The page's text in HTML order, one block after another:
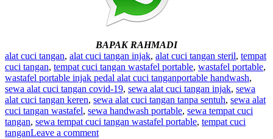
BAPAK RAHMADI
alat cuci tangan, alat cuci tangan injak, alat cuci tangan steril, tempat
cuci tangan, tempat cuci tangan wastafel portable, wastafel portable,
wastafel portable injak pedal alat cuci tanganportable handwash,
sewa alat cuci tangan covid-19, sewa alat cuci tangan injak, sewa
alat cuci tangan keren, sewa alat cuci tangan tanpa sentuh, sewa alat
cuci tangan wastafel, sewa handwash portable, sewa tempat cuci
tangan, sewa tempat cuci tangan wastafel portable, tempat cuci
tanganLeave a comment